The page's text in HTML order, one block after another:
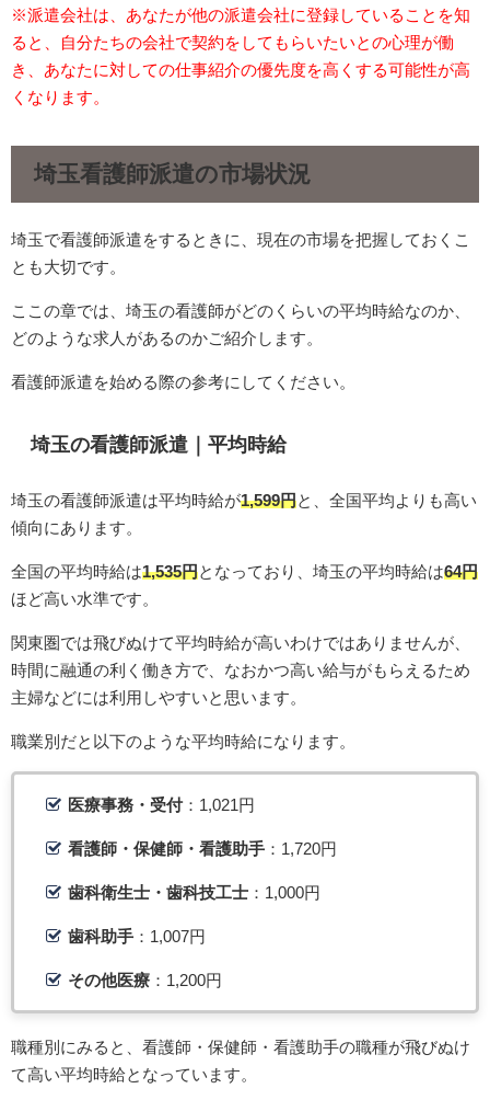
※派遣会社は、あなたが他の派遣会社に登録していることを知
ると、自分たちの会社で契約をしてもらいたいとの心理が働
き、あなたに対しての仕事紹介の優先度を高くする可能性が高
くなります。
埼玉看護師派遣の市場状況
埼玉で看護師派遣をするときに、現在の市場を把握しておくこ
とも大切です。
ここの章では、埼玉の看護師がどのくらいの平均時給なのか、
どのような求人があるのかご紹介します。
看護師派遣を始める際の参考にしてください。
埼玉の看護師派遣｜平均時給
埼玉の看護師派遣は平均時給が1,599円 と、全国平均よりも高い
傾向にあります。
全国の平均時給は1,535円 となっており、埼玉の平均時給は64円
ほど高い水準です。
関東圏では飛びぬけて平均時給が高いわけではありませんが、
時間に融通の利く働き方で、なおかつ高い給与がもらえるため
主婦などには利用しやすいと思います。
職業別だと以下のような平均時給になります。
医療事務・受付：1,021円
看護師・保健師・看護助手：1,720円
歯科衛生士・歯科技工士：1,000円
歯科助手：1,007円
その他医療：1,200円
職種別にみると、看護師・保健師・看護助手の職種が飛びぬけ
て高い平均時給となっています。